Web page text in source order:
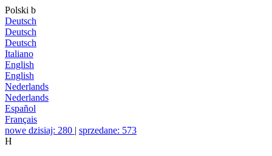
Polski b
Deutsch
Deutsch
Deutsch
Italiano
English
English
Nederlands
Nederlands
Español
Français
nowe dzisiaj: 280 | sprzedane: 573
H